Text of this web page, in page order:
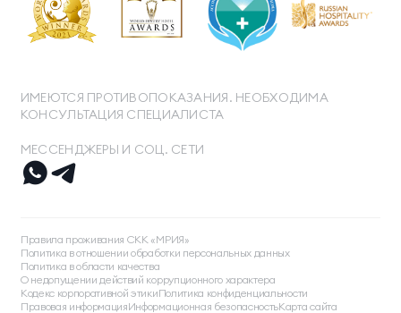
ТЕЛЕФОН ДЛЯ СВЯЗИ
ДОПОЛНИТЕЛЬНЫЙ ТЕЛЕФОН ДЛЯ СВЯЗИ
+74991107964
МЕССЕНДЖЕРЫ И СОЦ. СЕТИ
ИМЕЮТСЯ ПРОТИВОПОКАЗАНИЯ. НЕОБХОДИМА
КОНСУЛЬТАЦИЯ СПЕЦИАЛИСТА
МЕССЕНДЖЕРЫ И СОЦ. СЕТИ
Правила проживания СКК «МРИЯ»
Политика в отношении обработки персональных данных
Политика в области качества
О недопущении действий коррупционного характера
Кодекс корпоративной этикиПолитика конфиденциальности
Правовая информацияИнформационная безопасностьКарта сайта